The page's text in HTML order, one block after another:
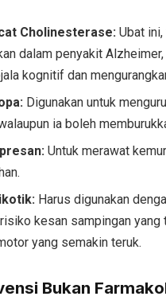
Cholinesterase: Ubat
dalam penyakit
kognitif dan
Digunakan untuk
ia boleh
Untuk merawat
Harus digunakan
kesan sampingan yang
yang semakin teruk.
Bukan